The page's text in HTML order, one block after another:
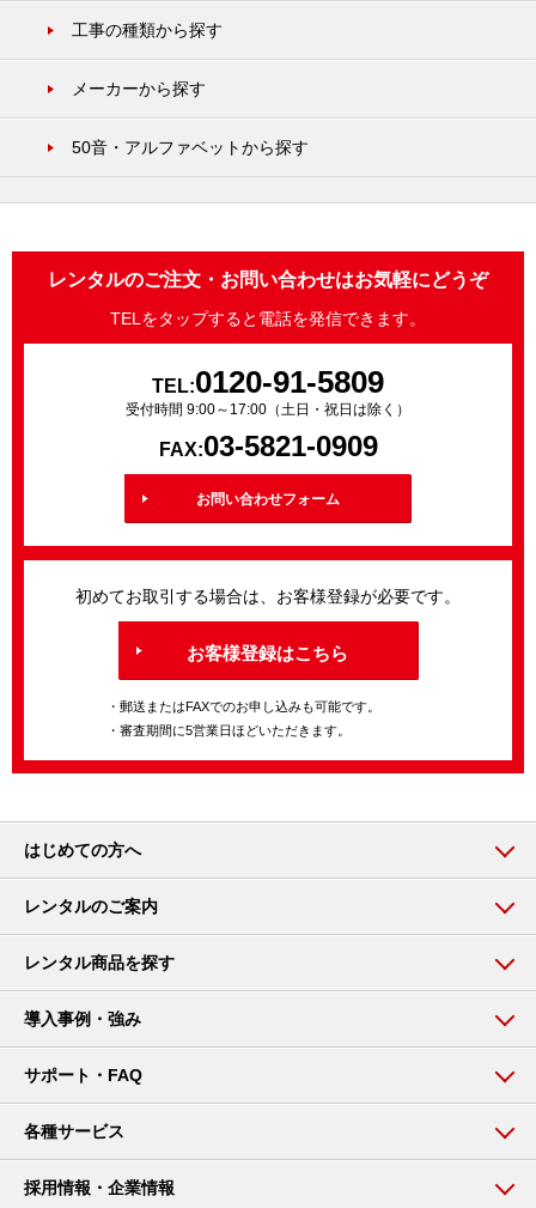
工事の種類から探す
メーカーから探す
50音・アルファベットから探す
レンタルのご注文・お問い合わせはお気軽にどうぞ
TELをタップすると電話を発信できます。
TEL:0120-91-5809
受付時間 9:00～17:00（土日・祝日は除く）
FAX:03-5821-0909
お問い合わせフォーム
初めてお取引する場合は、お客様登録が必要です。
お客様登録はこちら
・郵送またはFAXでのお申し込みも可能です。
・審査期間に5営業日ほどいただきます。
はじめての方へ
レンタルのご案内
レンタル商品を探す
導入事例・強み
サポート・FAQ
各種サービス
採用情報・企業情報